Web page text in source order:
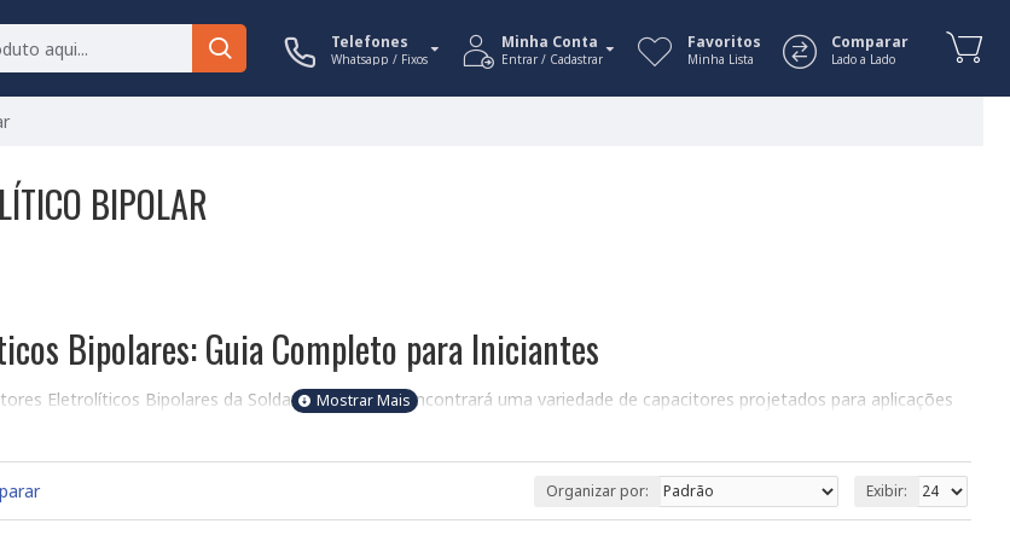
Telefones
Whatsapp / Fixos
Minha Conta
Entrar / Cadastrar
Favoritos
Minha Lista
Comparar
Lado a Lado
BIPOLAR
Bipolares: Guia Completo para Iniciantes
Eletrolíticos Bipolares da Soldafria! Aqui você encontrará uma variedade de capacitores projetados para aplicações
e tipos de montagem (SMD e PTH).
serem consideradas:
Organizar por: Exibir: